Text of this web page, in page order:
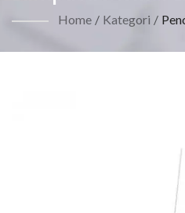
Profesional Untuk
Home / Kategori /